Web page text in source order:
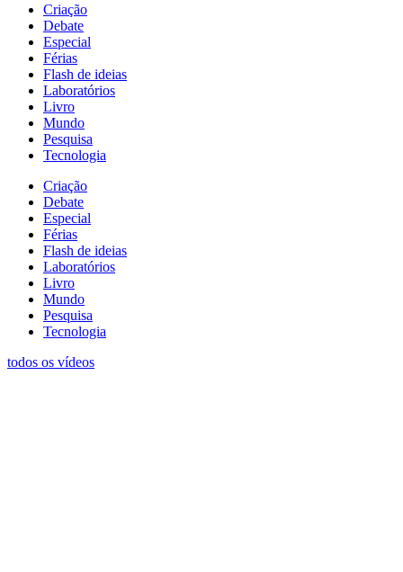
Criação
Debate
Especial
Férias
Flash de ideias
Laboratórios
Livro
Mundo
Pesquisa
Tecnologia
Criação
Debate
Especial
Férias
Flash de ideias
Laboratórios
Livro
Mundo
Pesquisa
Tecnologia
todos os vídeos